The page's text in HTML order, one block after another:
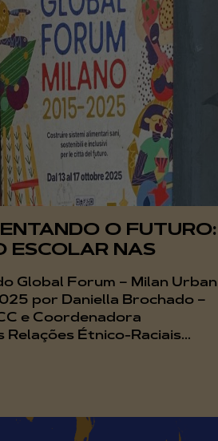
O FUTURO:
ESCOLAR NAS
Global Forum – Milan Urban
por Daniella Brochado –
e Coordenadora
Étnico-Raciais...